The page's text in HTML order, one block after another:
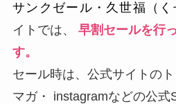
サンクゼール・久世福（
イトでは、
早割セールを行
す。
セール時は、公式サイトの
マガ・ instagramなどの公式